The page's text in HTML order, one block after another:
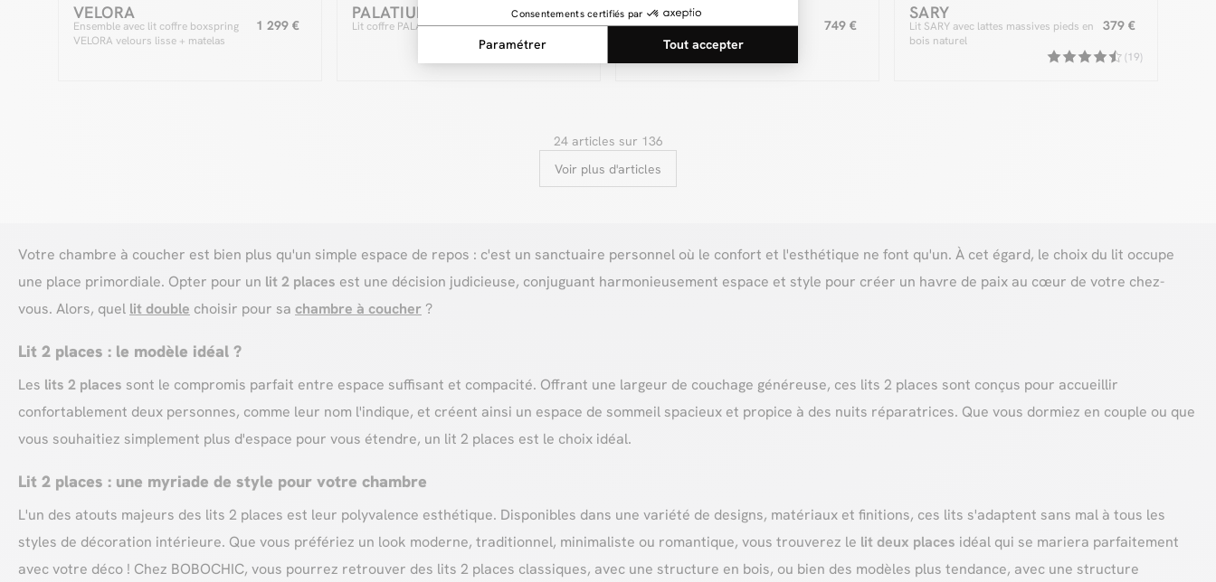
VELORA
Ensemble avec lit coffre boxspring
VELORA velours lisse + matelas
1 299 €
PALATIUM
Lit coffre PALATIUM tissu velours 649 €
DANIELA
Lit bas DANIELA tissu texturé 749 €
SARY
Lit SARY avec lattes massives pieds en
bois naturel
379 €
(19)
24 articles sur 136
Voir plus d'articles
Votre chambre à coucher est bien plus qu'un simple espace de repos : c'est un sanctuaire personnel où le confort et l'esthétique ne font qu'un. À cet égard, le choix du lit occupe
une place primordiale. Opter pour un lit 2 places est une décision judicieuse, conjuguant harmonieusement espace et style pour créer un havre de paix au cœur de votre chez-
vous. Alors, quel lit double choisir pour sa chambre à coucher ?
Lit 2 places : le modèle idéal ?
Les lits 2 places sont le compromis parfait entre espace suffisant et compacité. Offrant une largeur de couchage généreuse, ces lits 2 places sont conçus pour accueillir
confortablement deux personnes, comme leur nom l'indique, et créent ainsi un espace de sommeil spacieux et propice à des nuits réparatrices. Que vous dormiez en couple ou que
vous souhaitiez simplement plus d'espace pour vous étendre, un lit 2 places est le choix idéal.
Lit 2 places : une myriade de style pour votre chambre
L'un des atouts majeurs des lits 2 places est leur polyvalence esthétique. Disponibles dans une variété de designs, matériaux et finitions, ces lits s'adaptent sans mal à tous les
styles de décoration intérieure. Que vous préfériez un look moderne, traditionnel, minimaliste ou romantique, vous trouverez le lit deux places idéal qui se mariera parfaitement
avec votre déco ! Chez BOBOCHIC, vous pourrez retrouver des lits 2 places classiques, avec une structure en bois, ou bien des modèles plus tendance, avec une structure